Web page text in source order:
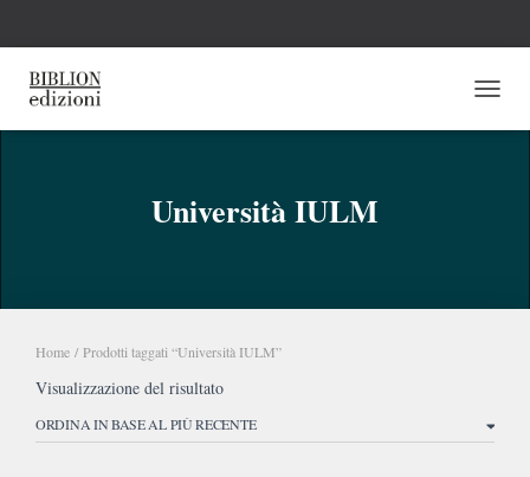
Università IULM
Home / Prodotti taggati “Università IULM”
Visualizzazione del risultato